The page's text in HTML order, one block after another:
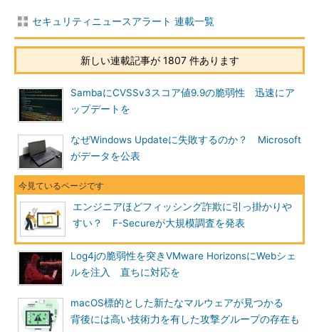
セキュリティニュースアラート 連載一覧
新しい連載記事が 1807 件あります
SambaにCVSSv3スコア値9.9の脆弱性 迅速にア
ップデートを
なぜWindows Updateに失敗するのか？ Microsoft
がデータを公表
エンジニアほどフィッシング詐欺に引っ掛かりや
すい？ F-Secureが大規模調査を発表
Log4jの脆弱性を突きVMware HorizonsにWebシェ
ルを注入 直ちに対応を
macOS標的とした新たなマルウェアが見つかる
背後には高い技術力を有した攻撃グループの存在も